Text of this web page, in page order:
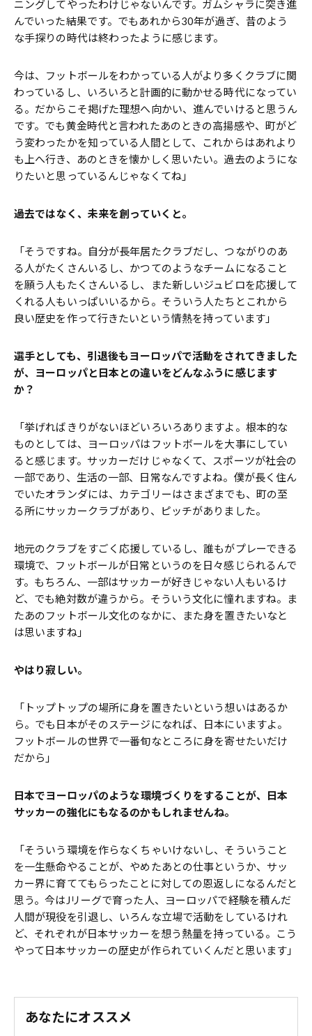
ニングしてやったわけじゃないんです。ガムシャラに突き進
んでいった結果です。でもあれから30年が過ぎ、昔のよう
な手探りの時代は終わったように感じます。
今は、フットボールをわかっている人がより多くクラブに関
わっているし、いろいろと計画的に動かせる時代になってい
る。だからこそ掲げた理想へ向かい、進んでいけると思うん
です。でも黄金時代と言われたあのときの高揚感や、町がど
う変わったかを知っている人間として、これからはあれより
も上へ行き、あのときを懐かしく思いたい。過去のようにな
りたいと思っているんじゃなくてね」
――過去ではなく、未来を創っていくと。
「そうですね。自分が長年居たクラブだし、つながりのあ
る人がたくさんいるし、かつてのようなチームになること
を願う人もたくさんいるし、また新しいジュビロを応援して
くれる人もいっぱいいるから。そういう人たちとこれから
良い歴史を作って行きたいという情熱を持っています」
――選手としても、引退後もヨーロッパで活動をされてきました
が、ヨーロッパと日本との違いをどんなふうに感じます
か？
「挙げればきりがないほどいろいろありますよ。根本的な
ものとしては、ヨーロッパはフットボールを大事にしてい
ると感じます。サッカーだけじゃなくて、スポーツが社会の
一部であり、生活の一部、日常なんですよね。僕が長く住ん
でいたオランダには、カテゴリーはさまざまでも、町の至
る所にサッカークラブがあり、ピッチがありました。
地元のクラブをすごく応援しているし、誰もがプレーできる
環境で、フットボールが日常というのを日々感じられるんで
す。もちろん、一部はサッカーが好きじゃない人もいるけ
ど、でも絶対数が違うから。そういう文化に憧れますね。ま
たあのフットボール文化のなかに、また身を置きたいなと
は思いますね」
――やはり寂しい。
「トップトップの場所に身を置きたいという想いはあるか
ら。でも日本がそのステージになれば、日本にいますよ。
フットボールの世界で一番旬なところに身を寄せたいだけ
だから」
――日本でヨーロッパのような環境づくりをすることが、日本
サッカーの強化にもなるのかもしれませんね。
「そういう環境を作らなくちゃいけないし、そういうこと
を一生懸命やることが、やめたあとの仕事というか、サッ
カー界に育ててもらったことに対しての恩返しになるんだと
思う。今はJリーグで育った人、ヨーロッパで経験を積んだ
人間が現役を引退し、いろんな立場で活動をしているけれ
ど、それぞれが日本サッカーを想う熱量を持っている。こう
やって日本サッカーの歴史が作られていくんだと思います」
あなたにオススメ